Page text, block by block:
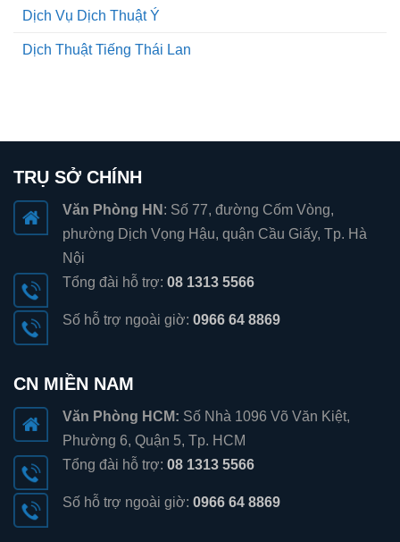
Dịch Vụ Dịch Thuật Ý
Dịch Thuật Tiếng Thái Lan
TRỤ SỞ CHÍNH
Văn Phòng HN : Số 77, đường Cốm Vòng,
phường Dịch Vọng Hậu, quận Cầu Giấy, Tp. Hà
Nội
Tổng đài hỗ trợ: 08 1313 5566
Số hỗ trợ ngoài giờ: 0966 64 8869
CN MIỀN NAM
Văn Phòng HCM: Số Nhà 1096 Võ Văn Kiệt,
Phường 6, Quận 5, Tp. HCM
Tổng đài hỗ trợ: 08 1313 5566
Số hỗ trợ ngoài giờ: 0966 64 8869